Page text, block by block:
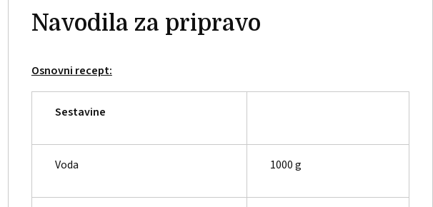
Navodila za pripravo
Osnovni recept:
Sestavine
Voda 1000 g